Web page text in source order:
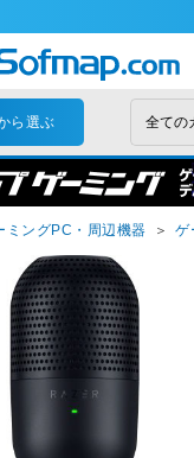
ら選ぶ
ミングPC・周辺機器 ＞ ゲ